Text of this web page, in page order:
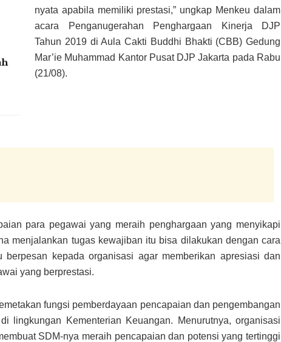
nyata apabila memiliki prestasi,” ungkap Menkeu dalam
acara Penganugerahan Penghargaan Kinerja DJP
Tahun 2019 di Aula Cakti Buddhi Bhakti (CBB) Gedung
Mar’ie Muhammad Kantor Pusat DJP Jakarta pada Rabu
(21/08).
para pegawai yang meraih penghargaan yang menyikapi
menjalankan tugas kewajiban itu bisa dilakukan dengan cara
kepada organisasi agar memberikan apresiasi dan
yang berprestasi.
fungsi pemberdayaan pencapaian dan pengembangan
lingkungan Kementerian Keuangan. Menurutnya, organisasi
SDM-nya meraih pencapaian dan potensi yang tertinggi